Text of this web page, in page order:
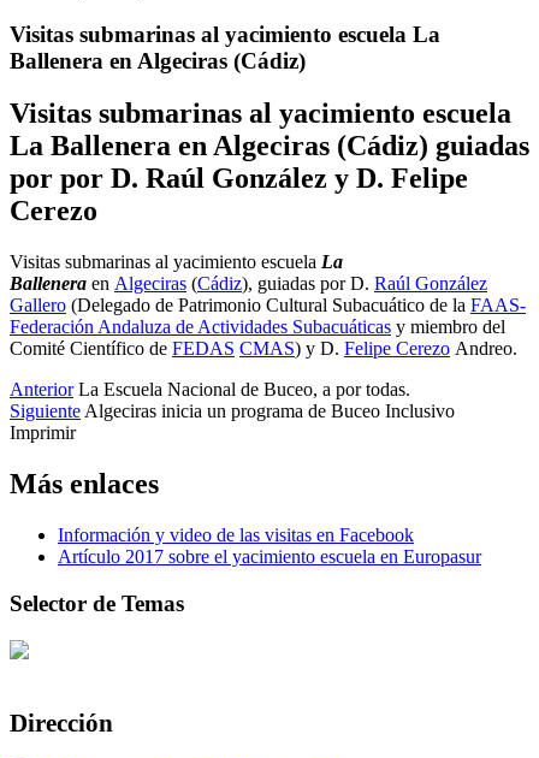
Visitas submarinas al yacimiento escuela La
Ballenera en Algeciras (Cádiz)
Visitas submarinas al yacimiento escuela
La Ballenera en Algeciras (Cádiz) guiadas
por por D. Raúl González y D. Felipe
Cerezo
Visitas submarinas al yacimiento escuela La
Ballenera en Algeciras (Cádiz), guiadas por D. Raúl González
Gallero (Delegado de Patrimonio Cultural Subacuático de la FAAS-
Federación Andaluza de Actividades Subacuáticas y miembro del
Comité Científico de FEDAS CMAS) y D. Felipe Cerezo Andreo.
Anterior La Escuela Nacional de Buceo, a por todas.
Siguiente Algeciras inicia un programa de Buceo Inclusivo
Imprimir
Más enlaces
Información y video de las visitas en Facebook
Artículo 2017 sobre el yacimiento escuela en Europasur
Selector de Temas
Dirección